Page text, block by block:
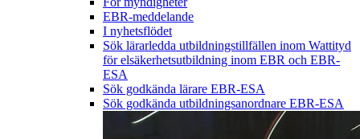
EBR-meddelande
I nyhetsflödet
Sök lärarledda utbildningstillfällen inom Wattityd
för elsäkerhetsutbildning inom EBR och EBR-
ESA
Sök godkända lärare EBR-ESA
Sök godkända utbildningsanordnare EBR-ESA